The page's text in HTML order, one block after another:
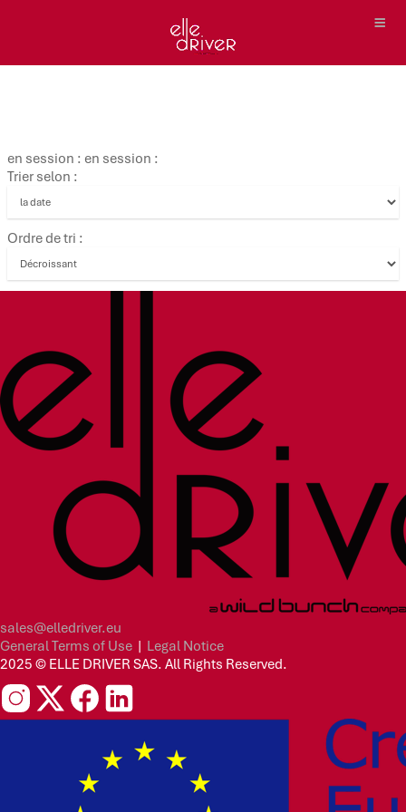
en session : en session :
Trier selon :
Ordre de tri :
sales@elledriver.eu
General Terms of Use | Legal Notice
2025 © ELLE DRIVER SAS. All Rights Reserved.